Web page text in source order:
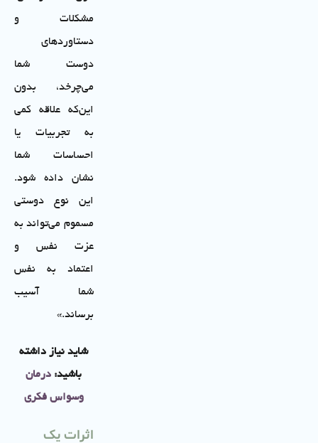
مشکلات و
دستاوردهای
دوست شما
می‌چرخد، بدون
این‌که علاقه کمی
به تجربیات یا
احساسات شما
نشان داده شود.
این نوع دوستی
مسموم می‌تواند به
عزت نفس و
اعتماد به نفس
شما آسیب
برساند.»
شاید نیاز داشته
باشید: درمان
وسواس فکری
اثرات یک